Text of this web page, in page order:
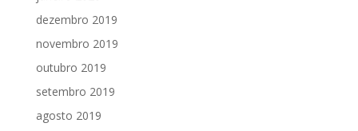
dezembro 2019
novembro 2019
outubro 2019
setembro 2019
agosto 2019